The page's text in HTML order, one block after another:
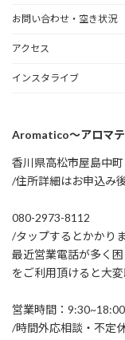
お問い合わせ・空き状況
アクセス
インスタライブ
Aromatico～アロマ
香川県高松市屋島中町
/住所詳細はお申込み
080-2973-8112
/タップするとかかり
最近営業電話が多く
をご利用頂けると大変
営業時間：9:30~18:00
/時間外応相談・不定